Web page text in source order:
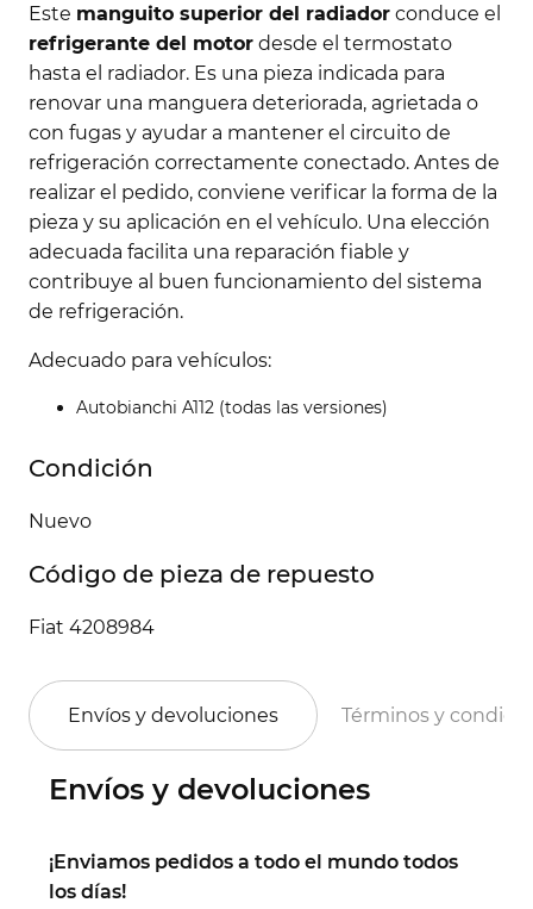
Este manguito superior del radiador conduce el
refrigerante del motor desde el termostato
hasta el radiador. Es una pieza indicada para
renovar una manguera deteriorada, agrietada o
con fugas y ayudar a mantener el circuito de
refrigeración correctamente conectado. Antes de
realizar el pedido, conviene verificar la forma de la
pieza y su aplicación en el vehículo. Una elección
adecuada facilita una reparación fiable y
contribuye al buen funcionamiento del sistema
de refrigeración.
Adecuado para vehículos:
Autobianchi A112 (todas las versiones)
Condición
Nuevo
Código de pieza de repuesto
Fiat 4208984
Envíos y devoluciones Términos y
Envíos y devoluciones
¡Enviamos pedidos a todo el mundo todos
los días!